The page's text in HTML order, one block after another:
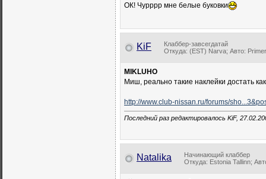
ОК! Чурррр мне белые буковки
KiF
Клаббер-завсегдатай
Откуда: (EST) Narva; Авто:
MIKLUHO
Миш, реально такие наклейки достать
http://www.club-nissan.ru/forums/
Последний раз редактировалось KiF,
Natalika
Начинающий клаббер
Откуда: Estonia Tallinn;